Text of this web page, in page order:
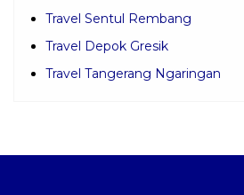
Travel Sentul Rembang
Travel Depok Gresik
Travel Tangerang Ngaringan